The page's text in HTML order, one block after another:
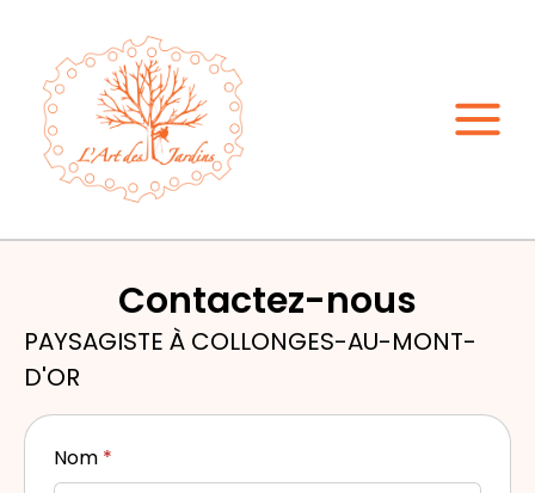
PAYSAGISTE À COLLONGES-AU-MONT-
D'OR
Contactez-nous
Nom